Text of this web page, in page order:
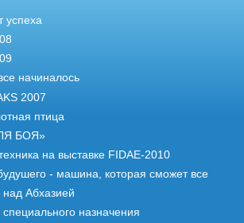
успеха
начиналось
2007
птица
БОЯ»
на выставке FIDAE-2010
- машина, которая сможет все
над Абхазией
назначения